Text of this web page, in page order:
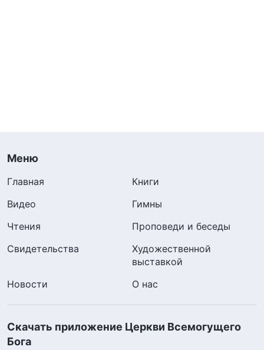
Меню
Главная
Книги
Видео
Гимны
Чтения
Проповеди и беседы
Свидетельства
Художественной
выставкой
Новости
О нас
Скачать приложение Церкви Всемогущего
Бога